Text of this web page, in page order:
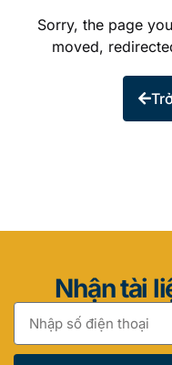
Sorry, the page
moved,
Nhận tài